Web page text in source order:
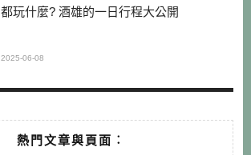
都玩什麼? 酒雄的一日行程大公開
2025-06-08
熱門文章與頁面︰